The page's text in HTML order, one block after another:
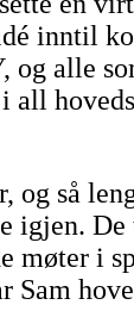
inntil
, og alle
all
og så
igjen. De
møter i
Sam